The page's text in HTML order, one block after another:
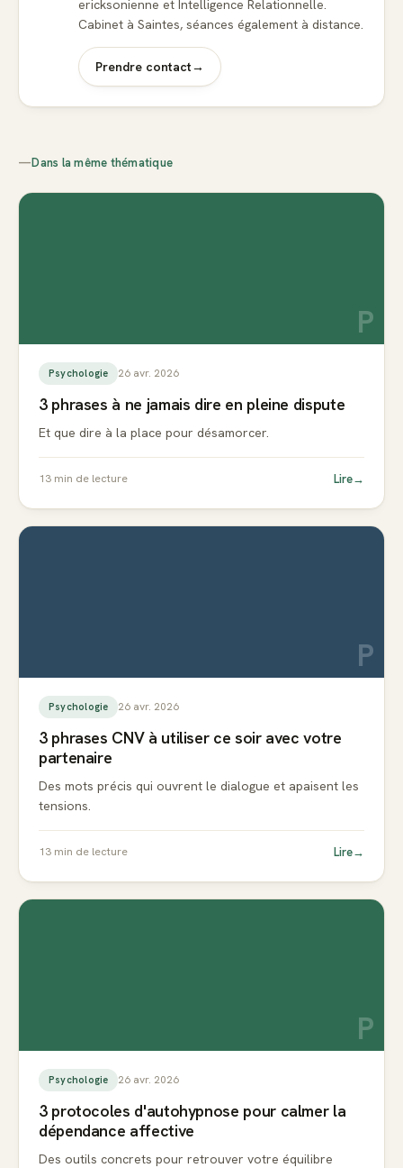
ericksonienne et Intelligence Relationnelle.
Cabinet à Saintes, séances également à distance.
Prendre contact→
—Dans la même thématique
P
Psychologie 26 avr. 2026
3 phrases à ne jamais dire en pleine dispute
Et que dire à la place pour désamorcer.
13 min de lecture Lire→
P
Psychologie 26 avr. 2026
3 phrases CNV à utiliser ce soir avec votre
partenaire
Des mots précis qui ouvrent le dialogue et apaisent les
tensions.
13 min de lecture Lire→
P
Psychologie 26 avr. 2026
3 protocoles d'autohypnose pour calmer la
dépendance affective
Des outils concrets pour retrouver votre équilibre